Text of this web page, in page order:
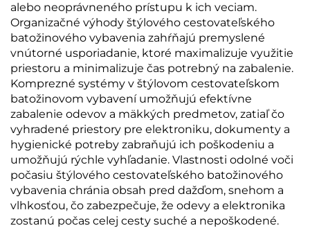
alebo neoprávneného prístupu k ich veciam.
Organizačné výhody štýlového cestovateľského
batožinového vybavenia zahŕňajú premyslené
vnútorné usporiadanie, ktoré maximalizuje využitie
priestoru a minimalizuje čas potrebný na zabalenie.
Komprezné systémy v štýlovom cestovateľskom
batožinovom vybavení umožňujú efektívne
zabalenie odevov a mäkkých predmetov, zatiaľ čo
vyhradené priestory pre elektroniku, dokumenty a
hygienické potreby zabraňujú ich poškodeniu a
umožňujú rýchle vyhľadanie. Vlastnosti odolné voči
počasiu štýlového cestovateľského batožinového
vybavenia chránia obsah pred dažďom, snehom a
vlhkosťou, čo zabezpečuje, že odevy a elektronika
zostanú počas celej cesty suché a nepoškodené.